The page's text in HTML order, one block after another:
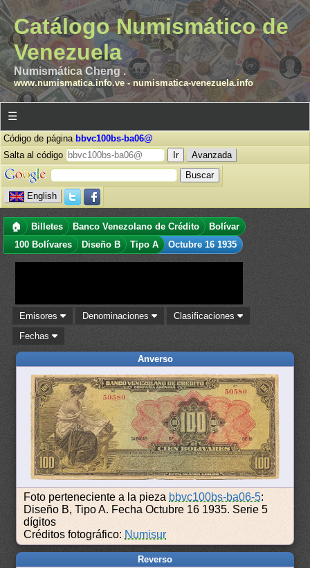
Catálogo Numismático de
Venezuela
Numismática Cheng .
www.numismatica.info.ve- numismatica-venezuela.info
☰
Código de página bbvc100bs-ba06@
Salta al código
Avanzada
English
🏠 Billetes Banco Venezolano de Crédito
Bolívar
100 Bolívares
Diseño B Tipo A Octubre 16 1935
Emisores Denominaciones
Clasificaciones
Fechas
Anverso
Foto perteneciente a la pieza bbvc100bs-ba06-5:
Diseño B, Tipo A. Fecha Octubre 16 1935. Serie 5
dígitos
Créditos fotográfico: Numisur
Reverso